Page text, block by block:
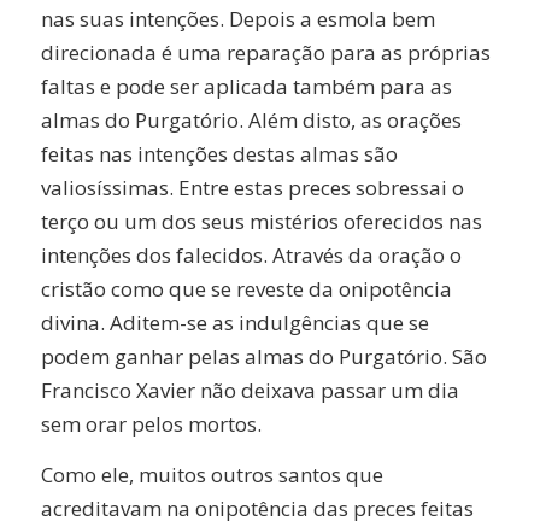
nas suas intenções. Depois a esmola bem
direcionada é uma reparação para as próprias
faltas e pode ser aplicada também para as
almas do Purgatório. Além disto, as orações
feitas nas intenções destas almas são
valiosíssimas. Entre estas preces sobressai o
terço ou um dos seus mistérios oferecidos nas
intenções dos falecidos. Através da oração o
cristão como que se reveste da onipotência
divina. Aditem-se as indulgências que se
podem ganhar pelas almas do Purgatório. São
Francisco Xavier não deixava passar um dia
sem orar pelos mortos.
Como ele, muitos outros santos que
acreditavam na onipotência das preces feitas